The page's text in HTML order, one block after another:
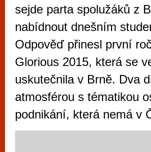
sejde parta spolužáků z
nabídnout dnešním
Odpověď přinesl první
Glorious 2015, která se
uskutečnila v Brně. Dva
atmosférou s tématikou
podnikání, která nemá v
Mimo jiné je ale také
vyzkoušet různé kasinové
metropoli naleznete
po moderní automaty jak
příležitostné hráče. V...